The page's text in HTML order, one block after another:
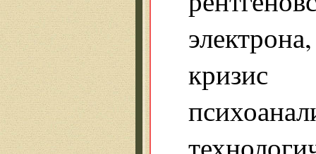
кризис